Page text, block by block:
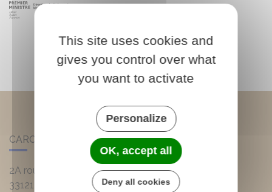
CARCANS
2A route d'Hourtin
33121
This site uses cookies and
gives you control over what
you want to activate
Personalize
OK, accept all
Deny all cookies